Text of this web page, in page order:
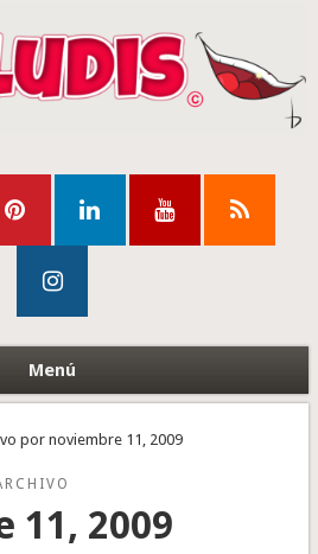
Menú
por noviembre 11, 2009
11, 2009